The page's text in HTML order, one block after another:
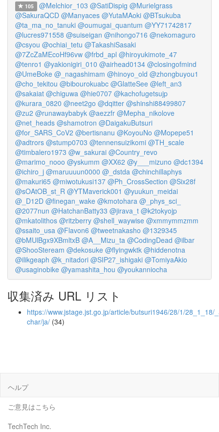
105 @Melchior_103 @SatiDispig @Murielgrass
@SakuraQCD @Manyaces @YutaMAoki @BTsukuba
@ta_ma_no_tanuki @oumugai_quantum @YY71742817
@lucres971558 @suiseigan @nihongo716 @nekomaguro
@csyou @ochiai_tetu @TakashiSasaki
@7ZcZaMEcoHf96vw @frbd_apl @hiroyukimote_47
@tenro1 @yakionigiri_010 @airhead0134 @closingofmind
@UmeBoke @_nagashimam @hinoyo_old @zhongbuyou1
@cho_tekitou @bibourokuabc @GlatteSee @left_an3
@sakaiat @chiguwa @hie0707 @kachofugetsujp
@kurara_0820 @neet2go @dqitter @shinshi88499807
@zu2 @runawaybabyk @aezzfr @Mepha_nikolove
@net_heads @shamotron @DaigakuButsuri
@for_SARS_CoV2 @bertisnanu @KoyouNo @Mopepe51
@adtrors @stump0703 @tennensuizikomi @TH_scale
@timbalero1973 @w_sakurai @Country_revo
@marimo_nooo @yskumm @XX62 @y___mizuno @dc1394
@ichiro_j @maruuuun0000 @_dstda @chinchillaphys
@makuri65 @miwotukusi137 @Ph_CrossSection @Six28f
@sOAtOB_st_R @YTMaverick001 @yuukun_meidai
@_D12D @finegan_wake @kmotohara @_phys_sci_
@2077nun @HatchanBatty33 @jirava_t @k2tokyojp
@mkatolithos @ritzberry @shell_waywise @xmmymmzmm
@ssaito_usa @Flavon6 @tweetnakasho @1329345
@bMUlBgx9XBmltxB @A__Mizu_ta @CodingDead @ilbar
@ShooSteream @dekosuke @flyingwktk @hiddenotna
@ilikgeaph @k_nitadori @SIP27_ishigaki @TomiyaAkio
@usaginobike @yamashita_hou @youkanniocha
収集済み URL リスト
https://www.jstage.jst.go.jp/article/butsuri1946/28/1/28_1_18/
char/ja/ (34)
ヘルプ
ご意見はこちら
TechTech Inc.